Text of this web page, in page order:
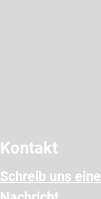
Kontakt
Schreib uns eine